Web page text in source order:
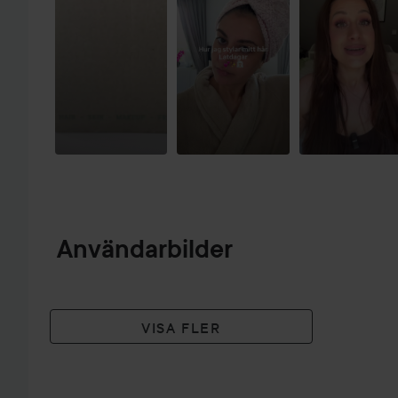
Användarbilder
VISA FLER